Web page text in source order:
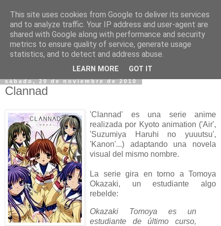
sábado, 20 de noviembre de 2010
Clannad
'Clannad' es una serie anime
realizada por Kyoto animation ('Air',
'Suzumiya Haruhi no yuuutsu',
'Kanon'...) adaptando una novela
visual del mismo nombre.
La serie gira en torno a Tomoya
Okazaki, un estudiante algo
rebelde:
Okazaki Tomoya es un
estudiante de último curso,
This site uses cookies from Google to deliver its services
and to analyze traffic. Your IP address and user-agent are
shared with Google along with performance and security
metrics to ensure quality of service, generate usage
statistics, and to detect and address abuse.
LEARN MORE GOT IT